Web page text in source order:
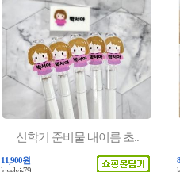
신학기 준비물 내이름 초..
11,900원